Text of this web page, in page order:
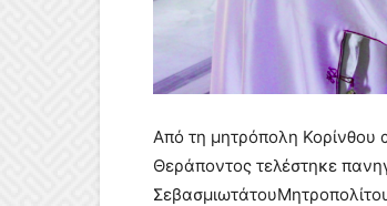
Από τη μητρόπολη Κορίνθου
Θεράποντος τελέστηκε